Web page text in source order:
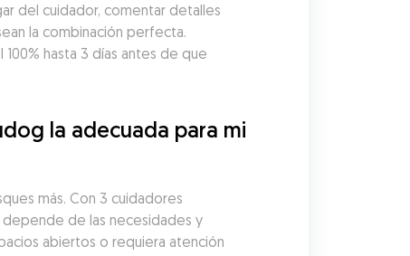
del cuidador, comentar detalles
la combinación perfecta.
hasta 3 días antes de que
la adecuada para mi
más. Con 3 cuidadores
depende de las necesidades y
abiertos o requiera atención